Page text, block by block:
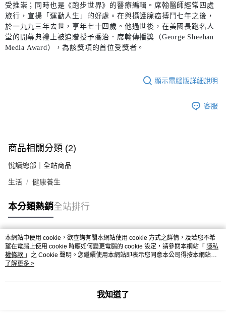
受推崇；同時也是《跑步世界》的醫療編輯。席翰醫師經常四處
旅行，宣揚「運動人生」的好處。在與攝護腺癌搏鬥七年之後，
於一九九三年去世，享年七十四歲。他過世後，在美國長跑名人
堂的開幕典禮上被追贈授予喬治．席翰傳播獎（George Sheehan
Media Award），為該獎項的首位受獎者。
顯示電腦版詳細說明
客服
商品相關分類 (2)
悅讀總部｜全站商品
生活 健康養生
本分類熱銷全站排行
熱門標籤
本網站中使用 cookie，欲查詢有關本網站使用 cookie 方式之詳情，及若您不希
望在電腦上使用 cookie 時應如何變更電腦的 cookie 設定，請參閱本網站「 隱私
權條款 」之 Cookie 聲明。您繼續使用本網站即表示您同意本公司得按本網站使
用條款之 Cookie 聲明使用 cookie。
了解更多 >
我知道了